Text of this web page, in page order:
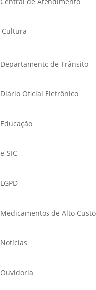
Cultura
Departamento de Trânsito
Diário Oficial Eletrônico
Educação
e-SIC
LGPD
Medicamentos de Alto Custo
Notícias
Ouvidoria